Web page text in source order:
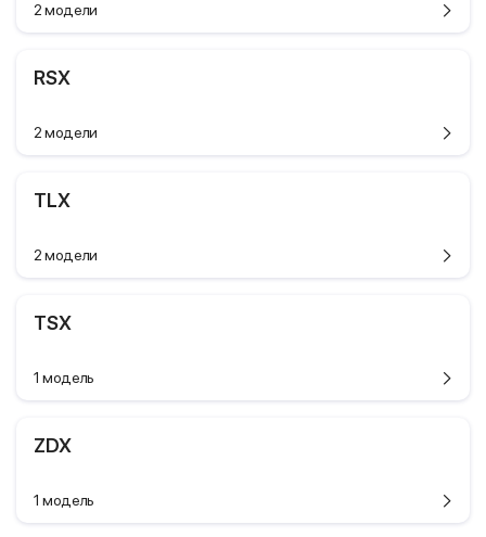
2 модели
RSX
2 модели
TLX
2 модели
TSX
1 модель
ZDX
1 модель